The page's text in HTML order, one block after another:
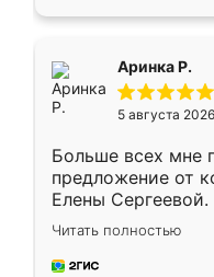
Аринка Р.
5 августа 2026
Больше всех мне
предложение от
Елены
короткие сроки
для замера
предложил по
Читать полностью